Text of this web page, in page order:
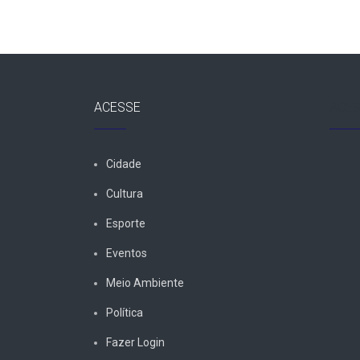
ACESSE
Cidade
Cultura
Esporte
Eventos
Meio Ambiente
Política
Fazer Login